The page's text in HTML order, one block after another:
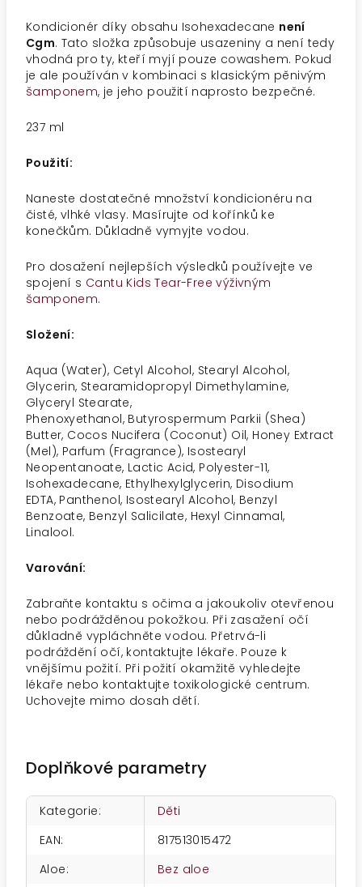
Kondicionér díky obsahu Isohexadecane není
Cgm. Tato složka způsobuje usazeniny a není tedy
vhodná pro ty, kteří myjí pouze cowashem. Pokud
je ale používán v kombinaci s klasickým pěnivým
šamponem, je jeho použití naprosto bezpečné.
237 ml
Použití:
Naneste dostatečné množství kondicionéru na
čisté, vlhké vlasy. Masírujte od kořínků ke
konečkům. Důkladně vymyjte vodou.
Pro dosažení nejlepších výsledků používejte ve
spojení s Cantu Kids Tear-Free výživným
šamponem.
Složení:
Aqua (Water), Cetyl Alcohol, Stearyl Alcohol,
Glycerin, Stearamidopropyl Dimethylamine,
Glyceryl Stearate,
Phenoxyethanol, Butyrospermum Parkii (Shea)
Butter, Cocos Nucifera (Coconut) Oil, Honey Extract
(Mel), Parfum (Fragrance), Isostearyl
Neopentanoate, Lactic Acid, Polyester-11,
Isohexadecane, Ethylhexylglycerin, Disodium
EDTA, Panthenol, Isostearyl Alcohol, Benzyl
Benzoate, Benzyl Salicilate, Hexyl Cinnamal,
Linalool.
Varování:
Zabraňte kontaktu s očima a jakoukoliv otevřenou
nebo podrážděnou pokožkou. Při zasažení očí
důkladně vypláchněte vodou. Přetrvá-li
podráždění očí, kontaktujte lékaře. Pouze k
vnějšímu požití. Při požití okamžitě vyhledejte
lékaře nebo kontaktujte toxikologické centrum.
Uchovejte mimo dosah dětí.
Doplňkové parametry
Kategorie:
Děti
EAN:
817513015472
Aloe: Bez aloe